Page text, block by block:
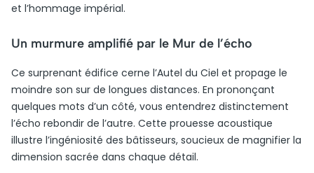
et l’hommage impérial.
Un murmure amplifié par le Mur de l’écho
Ce surprenant édifice cerne l’Autel du Ciel et propage le
moindre son sur de longues distances. En prononçant
quelques mots d’un côté, vous entendrez distinctement
l’écho rebondir de l’autre. Cette prouesse acoustique
illustre l’ingéniosité des bâtisseurs, soucieux de magnifier la
dimension sacrée dans chaque détail.